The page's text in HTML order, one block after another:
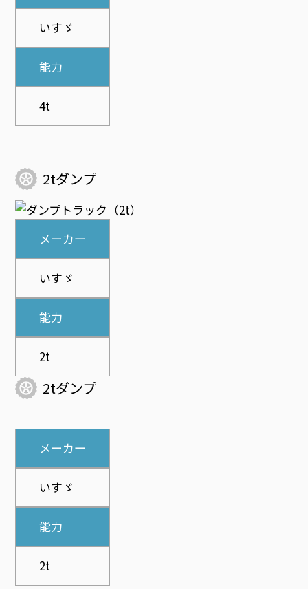
いすゞ
能力
4t
2tダンプ
メーカー
いすゞ
能力
2t
2tダンプ
メーカー
いすゞ
能力
2t